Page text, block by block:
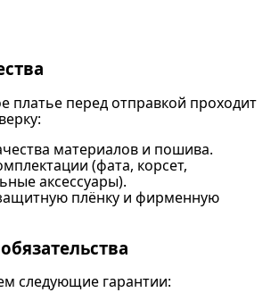
платье перед отправкой проходит
материалов и пошива.
(фата, корсет,
аксессуары).
плёнку и фирменную
следующие гарантии: